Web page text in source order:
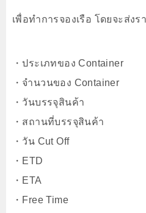
เพื่อทำการจองเรือ โดยจะส่ง
・ประเภทของ Container
・จำนวนของ Container
・วันบรรจุสินค้า
・สถานที่บรรจุสินค้า
・วัน Cut Off
・ETD
・ETA
・Free Time